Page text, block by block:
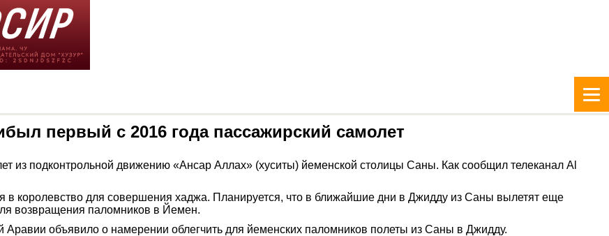
первый с 2016 года пассажирский самолет
из подконтрольной движению «Ансар Аллах» (хуситы) йеменской столицы Саны. Как сообщил телеканал Al
в королевство для совершения хаджа. Планируется, что в ближайшие дни в Джидду из Саны вылетят еще
возвращения паломников в Йемен.
объявило о намерении облегчить для йеменских паломников полеты из Саны в Джидду.